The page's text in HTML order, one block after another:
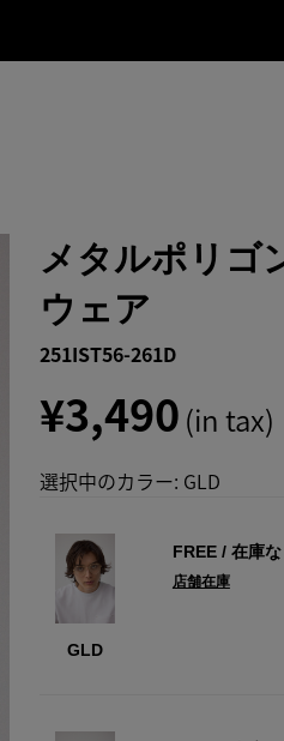
メタルポリゴ
ウェア
251IST56-261D
¥3,490 (in tax)
選択中のカラー: GLD
GLD
FREE/ 在庫な
店舗在庫